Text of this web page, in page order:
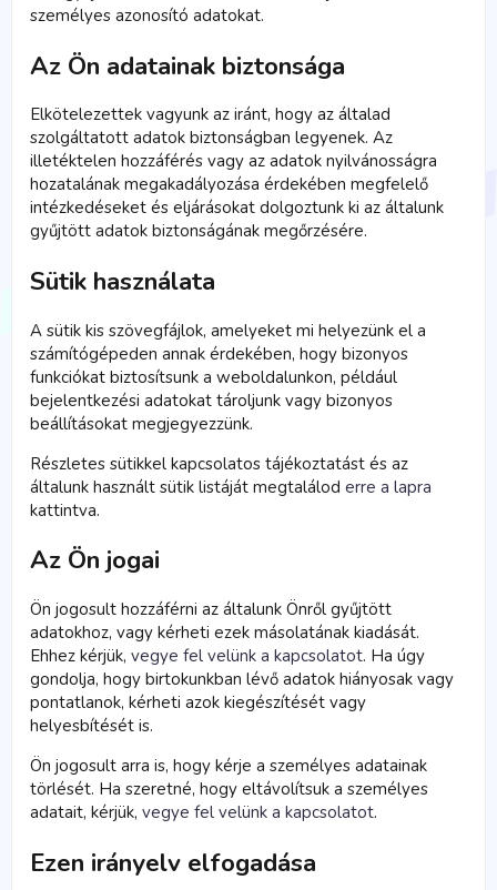
személyes azonosító adatokat.
Az Ön adatainak biztonsága
Elkötelezettek vagyunk az iránt, hogy az általad
szolgáltatott adatok biztonságban legyenek. Az
illetéktelen hozzáférés vagy az adatok nyilvánosságra
hozatalának megakadályozása érdekében megfelelő
intézkedéseket és eljárásokat dolgoztunk ki az általunk
gyűjtött adatok biztonságának megőrzésére.
Sütik használata
A sütik kis szövegfájlok, amelyeket mi helyezünk el a
számítógépeden annak érdekében, hogy bizonyos
funkciókat biztosítsunk a weboldalunkon, például
bejelentkezési adatokat tároljunk vagy bizonyos
beállításokat megjegyezzünk.
Részletes sütikkel kapcsolatos tájékoztatást és az
általunk használt sütik listáját megtalálod erre a lapra
kattintva.
Az Ön jogai
Ön jogosult hozzáférni az általunk Önről gyűjtött
adatokhoz, vagy kérheti ezek másolatának kiadását.
Ehhez kérjük, vegye fel velünk a kapcsolatot. Ha úgy
gondolja, hogy birtokunkban lévő adatok hiányosak vagy
pontatlanok, kérheti azok kiegészítését vagy
helyesbítését is.
Ön jogosult arra is, hogy kérje a személyes adatainak
törlését. Ha szeretné, hogy eltávolítsuk a személyes
adatait, kérjük, vegye fel velünk a kapcsolatot.
Ezen irányelv elfogadása